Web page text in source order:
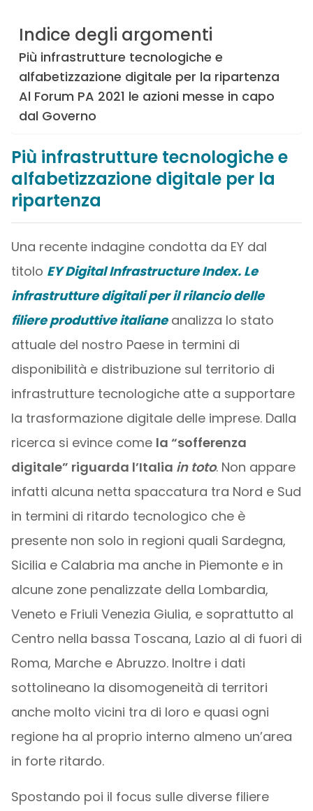
Indice degli argomenti
Più infrastrutture tecnologiche e
alfabetizzazione digitale per la ripartenza
Al Forum PA 2021 le azioni messe in capo
dal Governo
Più infrastrutture tecnologiche e
alfabetizzazione digitale per la
ripartenza
Una recente indagine condotta da EY dal
titolo EY Digital Infrastructure Index. Le
infrastrutture digitali per il rilancio delle
filiere produttive italianeanalizza lo stato
attuale del nostro Paese in termini di
disponibilità e distribuzione sul territorio di
infrastrutture tecnologiche atte a supportare
la trasformazione digitale delle imprese. Dalla
ricerca si evince come la “sofferenza
digitale” riguarda l’Italia in toto. Non appare
infatti alcuna netta spaccatura tra Nord e Sud
in termini di ritardo tecnologico che è
presente non solo in regioni quali Sardegna,
Sicilia e Calabria ma anche in Piemonte e in
alcune zone penalizzate della Lombardia,
Veneto e Friuli Venezia Giulia, e soprattutto al
Centro nella bassa Toscana, Lazio al di fuori di
Roma, Marche e Abruzzo. Inoltre i dati
sottolineano la disomogeneità di territori
anche molto vicini tra di loro e quasi ogni
regione ha al proprio interno almeno un’area
in forte ritardo.
Spostando poi il focus sulle diverse filiere